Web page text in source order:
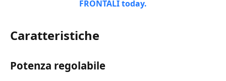
Caratteristiche
Potenza regolabile